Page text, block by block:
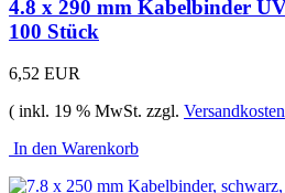
4.8 x 290 mm Kabelbinder
100 Stück
6,52 EUR
( inkl. 19 % MwSt. zzgl. Versandkosten
In den Warenkorb